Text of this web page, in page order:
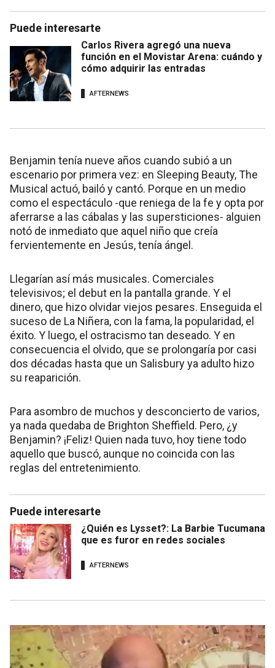
Puede interesarte
Carlos Rivera agregó una nueva
función en el Movistar Arena: cuándo y
cómo adquirir las entradas
AFTERNEWS
Benjamin tenía nueve años cuando subió a un
escenario por primera vez: en Sleeping Beauty, The
Musical actuó, bailó y cantó. Porque en un medio
como el espectáculo -que reniega de la fe y opta por
aferrarse a las cábalas y las supersticiones- alguien
notó de inmediato que aquel niño que creía
fervientemente en Jesús, tenía ángel.
Llegarían así más musicales. Comerciales
televisivos; el debut en la pantalla grande. Y el
dinero, que hizo olvidar viejos pesares. Enseguida el
suceso de La Niñera, con la fama, la popularidad, el
éxito. Y luego, el ostracismo tan deseado. Y en
consecuencia el olvido, que se prolongaría por casi
dos décadas hasta que un Salisbury ya adulto hizo
su reaparición.
Para asombro de muchos y desconcierto de varios,
ya nada quedaba de Brighton Sheffield. Pero, ¿y
Benjamin? ¡Feliz! Quien nada tuvo, hoy tiene todo
aquello que buscó, aunque no coincida con las
reglas del entretenimiento.
Puede interesarte
¿Quién es Lysset?: La Barbie Tucumana
que es furor en redes sociales
AFTERNEWS